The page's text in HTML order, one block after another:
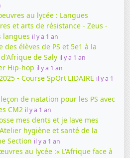
au lycée : Langues
et arts de résistance - Zeus -
langues il y a 1 an
des élèves de PS et 5e1 à la
de Saly il y a 1 an
Hip-hop il y a 1 an
- Course SpOrt'LIDAIRE il y a 1
de natation pour les PS avec
CM2 il y a 1 an
mes dents et je lave mes
hygiène et santé de la
Section il y a 1 an
au lycée :« L'Afrique face à